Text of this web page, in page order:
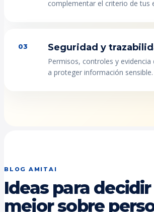
complementar el criterio de tus
03 Seguridad y
Permisos, controles y evidencia
a proteger información sensible.
BLOG AMITAI
Ideas para decidir
mejor sobre